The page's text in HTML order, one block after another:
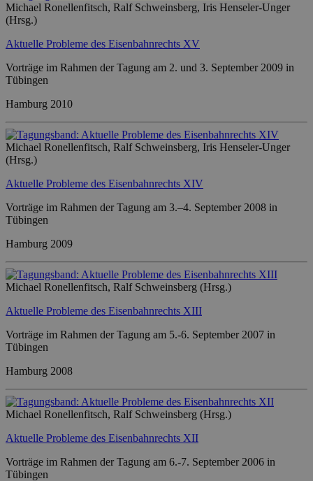
Michael Ronellenfitsch, Ralf Schweinsberg, Iris Henseler-Unger
(Hrsg.)
Aktuelle Probleme des Eisenbahnrechts XV
Vorträge im Rahmen der Tagung am 2. und 3. September 2009 in
Tübingen
Hamburg 2010
Michael Ronellenfitsch, Ralf Schweinsberg, Iris Henseler-Unger
(Hrsg.)
Aktuelle Probleme des Eisenbahnrechts XIV
Vorträge im Rahmen der Tagung am 3.–4. September 2008 in
Tübingen
Hamburg 2009
Michael Ronellenfitsch, Ralf Schweinsberg (Hrsg.)
Aktuelle Probleme des Eisenbahnrechts XIII
Vorträge im Rahmen der Tagung am 5.-6. September 2007 in
Tübingen
Hamburg 2008
Michael Ronellenfitsch, Ralf Schweinsberg (Hrsg.)
Aktuelle Probleme des Eisenbahnrechts XII
Vorträge im Rahmen der Tagung am 6.-7. September 2006 in
Tübingen